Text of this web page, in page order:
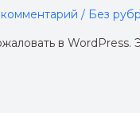
комментарий / Без
в WordPress.